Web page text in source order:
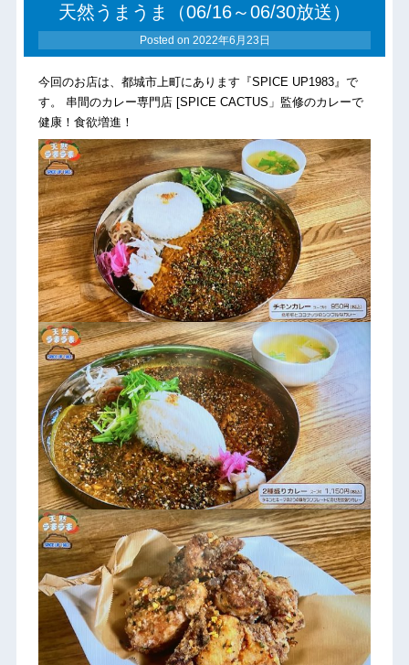
天然うまうま（06/16～06/30放送）
Posted on 2022年6月23日
今回のお店は、都城市上町にあります『SPICE UP1983』で
す。 串間のカレー専門店 [SPICE CACTUS」監修のカレーで
健康！食欲増進！